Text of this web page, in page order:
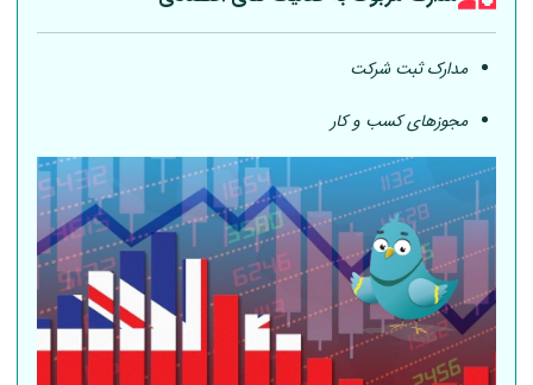
مدارک ثبت شرکت
مجوزهای کسب و کار